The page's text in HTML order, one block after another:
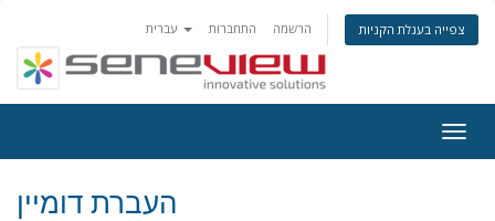
התחברות הרשמה צפייה בעגלת הקניות
העברת דומיין